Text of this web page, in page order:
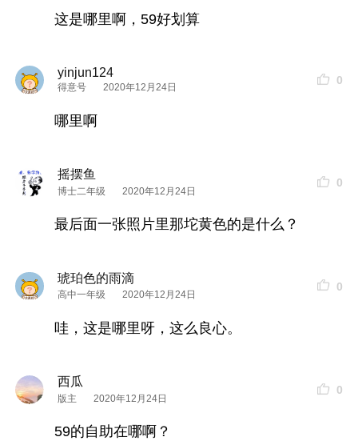
这是哪里啊，59好划算
yinjun124
得意号 2020年12月24日
0
哪里啊
摇摆鱼
博士二年级 2020年12月24日
0
最后面一张照片里那坨黄色的是什么？
琥珀色的雨滴
高中一年级 2020年12月24日
0
哇，这是哪里呀，这么良心。
西瓜
版主 2020年12月24日
0
59的自助在哪啊？